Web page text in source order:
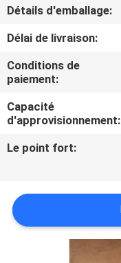
CONTRÔLE
DE
QUALITÉ
CONTACTEZ-
NOUS
UNE
CITATION
Détails d'emballage:
Délai de livraison:
Conditions de
paiement:
Capacité
d'approvisionnement:
Le point fort: